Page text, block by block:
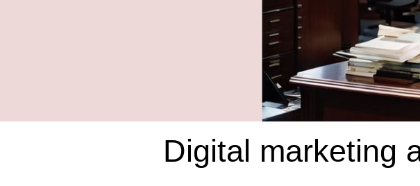
Digital marketing